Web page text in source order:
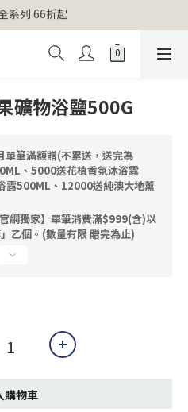
額 即送 香遇熊超人行李吊牌
額 即送 香遇熊超人行李吊牌
礦物浴鹽500G
單筆滿額贈(不累送，送完為
、5000送花植香氛沐浴露
露500ML、12000送純澳大地薰
網獨家】單筆消費滿$999(含)以
乙個。(數量有限 贈完為止)
購物車